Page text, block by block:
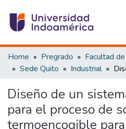
Communities & Collections
All of DSpace
Estadísticas Externas
Home Pregrado
Sede Quito
Industrial
Diseño de un
para el proceso de
termoencogible